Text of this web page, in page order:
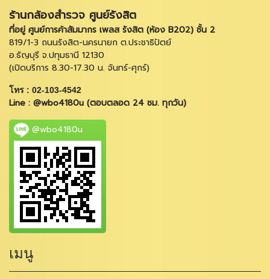
ร้านกล้องสำรวจ ศูนย์รังสิต
ที่อยู่ ศูนย์การค้าสัมมากร เพลส รังสิต (ห้อง B202) ชั้น 2
819/1-3 ถนนรังสิต-นครนายก ต.ประชาธิปัตย์
อ.ธัญบุรี จ.ปทุมธานี 12130
(เปิดบริการ 8.30-17.30 น. จันทร์-ศุกร์)
โทร : 02-103-4542
Line : @wbo4180u (ตอบตลอด 24 ชม. ทุกวัน)
@wbo4180u
เมนู